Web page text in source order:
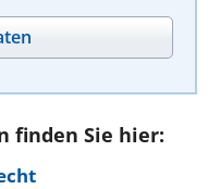
finden Sie hier: